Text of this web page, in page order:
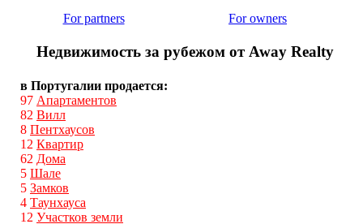
For partners For owners
Недвижимость за рубежом от Away Realty
в Португалии продается:
97 Апартаментов
82 Вилл
8 Пентхаусов
12 Квартир
62 Дома
5 Шале
5 Замков
4 Таунхауса
12 Участков земли